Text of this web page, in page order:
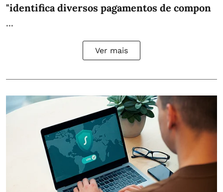
"identifica diversos pagamentos de compon
...
Ver mais